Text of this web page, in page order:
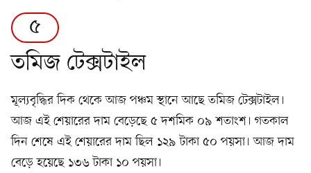
৫
তমিজ টেক্সটাইল
মূল্যবৃদ্ধির দিক থেকে আজ পঞ্চম স্থানে আছে তমিজ টেক্সটাইল।
আজ এই শেয়ারের দাম বেড়েছে ৫ দশমিক ০৯ শতাংশ। গতকাল
দিন শেষে এই শেয়ারের দাম ছিল ১২৯ টাকা ৫০ পয়সা। আজ দাম
বেড়ে হয়েছে ১৩৬ টাকা ১০ পয়সা।